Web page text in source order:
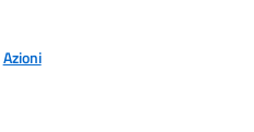
Azioni